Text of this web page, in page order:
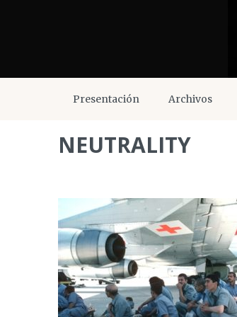
Presentación Archivos
NEUTRALITY